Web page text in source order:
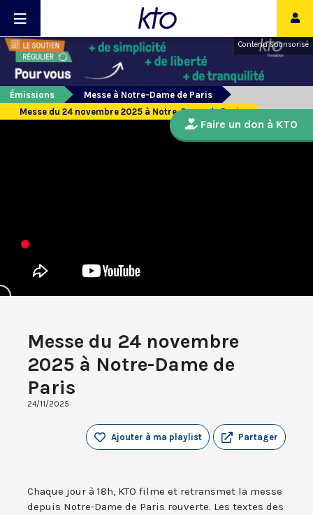
Contenu sponsorisé
Émissions
Messe à Notre-Dame de Paris
Messe du 24 novembre 2025 à Notre-Dame de Paris
Messe du 24 novembre
2025 à Notre-Dame de
Paris
24/11/2025
Partager
Ajouter à ma playlist
Chaque jour à 18h, KTO filme et retransmet la messe
depuis Notre-Dame de Paris rouverte. Les textes des
Faire un don à KTO